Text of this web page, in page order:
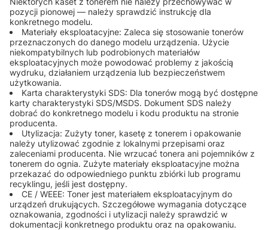
pozycji pionowej — należy sprawdzić instrukcję dla
konkretnego modelu.
Materiały eksploatacyjne: Zaleca się stosowanie tonerów
przeznaczonych do danego modelu urządzenia. Użycie
niekompatybilnych lub podrobionych materiałów
eksploatacyjnych może powodować problemy z jakością
wydruku, działaniem urządzenia lub bezpieczeństwem
użytkowania.
Karta charakterystyki SDS: Dla tonerów mogą być dostępne
karty charakterystyki SDS/MSDS. Dokument SDS należy
dobrać do konkretnego modelu i kodu produktu na stronie
producenta.
Utylizacja: Zużyty toner, kasetę z tonerem i opakowanie
należy utylizować zgodnie z lokalnymi przepisami oraz
zaleceniami producenta. Nie wrzucać tonera ani pojemników z
tonerem do ognia. Zużyte materiały eksploatacyjne można
przekazać do odpowiedniego punktu zbiórki lub programu
recyklingu, jeśli jest dostępny.
CE / WEEE: Toner jest materiałem eksploatacyjnym do
urządzeń drukujących. Szczegółowe wymagania dotyczące
oznakowania, zgodności i utylizacji należy sprawdzić w
dokumentacji konkretnego produktu oraz na opakowaniu.